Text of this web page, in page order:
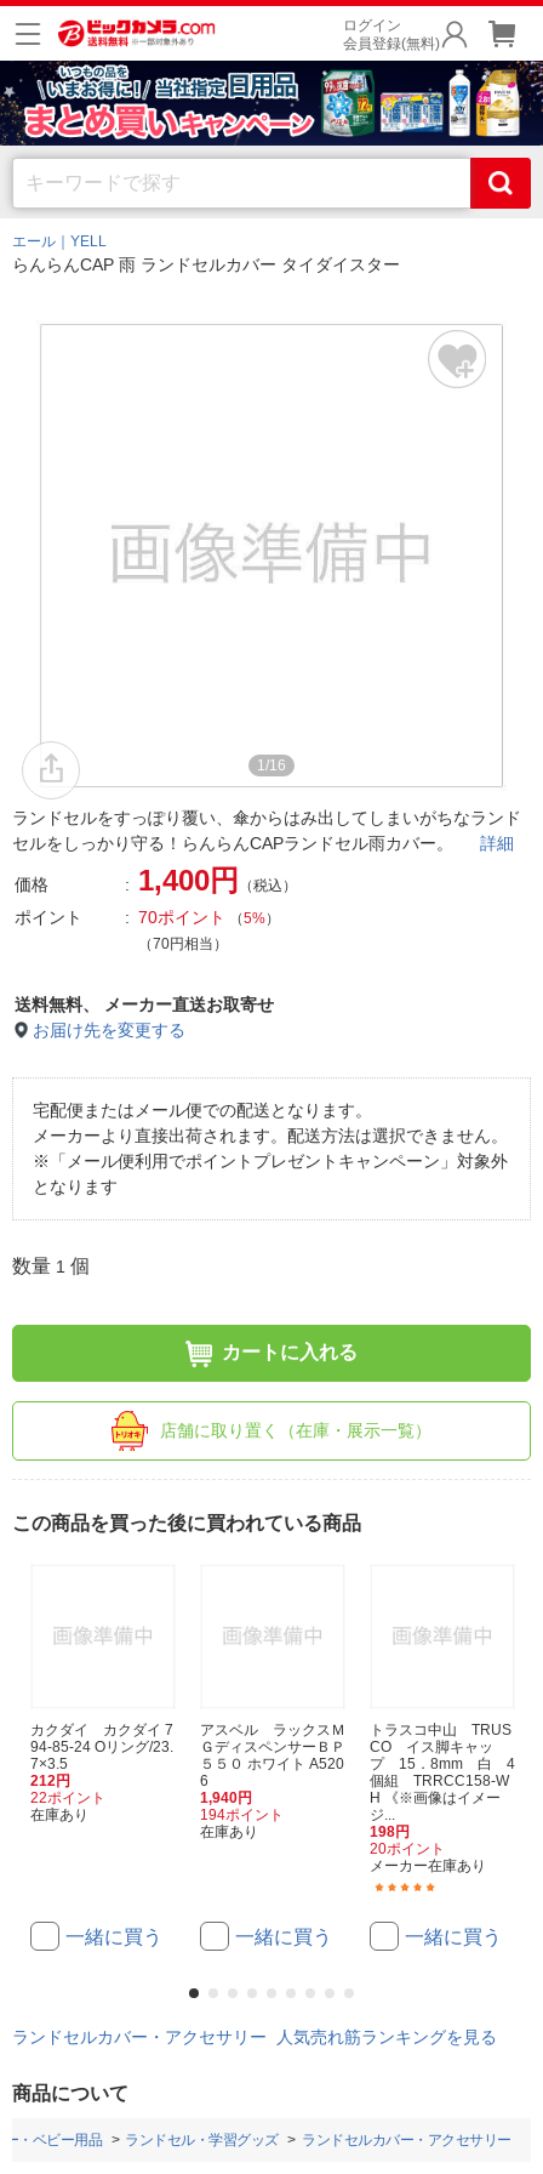
ログイン
会員登録(無料)
エール｜YELL
らんらんCAP 雨 ランドセルカバー タイダイスター
1/16
ランドセルをすっぽり覆い、傘からはみ出してしまいがちなランド
セルをしっかり守る！らんらんCAPランドセル雨カバー。 詳細
価格 1,400円 （税込）
ポイント 70ポイント （5%）
（70円相当）
送料無料、
メーカー直送お取寄せ
お届け先を変更する
宅配便またはメール便での配送となります。
メーカーより直接出荷されます。配送方法は選択できません。
※「メール便利用でポイントプレゼントキャンペーン」対象外
となります
数量 1 個
カートに入れる
店舗に取り置く（在庫・展示一覧）
この商品を買った後に買われている商品
カクダイ カクダイ 7
94-85-24 Oリング/23.
7×3.5
212円
22ポイント
在庫あり
一緒に買う
アスベル ラックスＭ
ＧディスペンサーＢＰ
５５０ ホワイト A520
6
1,940円
194ポイント
在庫あり
一緒に買う
トラスコ中山 TRUS
CO イス脚キャッ
プ 15．8mm 白 4
個組 TRRCC158-W
H 《※画像はイメー
ジ...
198円
20ポイント
メーカー在庫あり
一緒に買う
ランドセルカバー・アクセサリー 人気売れ筋ランキングを見る
商品について
・ベビー用品 ランドセル・学習グッズ ランドセルカバー・アクセサリー